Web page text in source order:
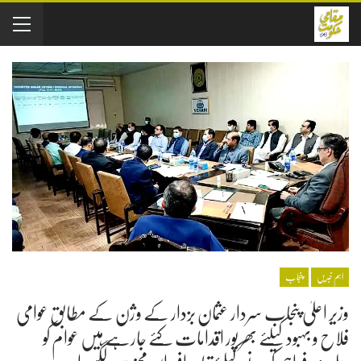
اہم خبریں پنجاب
وزیر اعلیٰ پنجاب سردار عثمان بزدار کے وژن کے مطابق عوامی
فلاح و بہبود کیلئے بھر پور اقدامات کئے جارہے ہیں عوام کو